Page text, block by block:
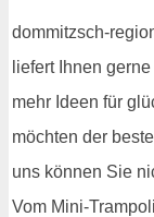
dommitzsch-
liefert Ihnen
mehr Ideen für
möchten der
uns können Sie
Vom Mini-